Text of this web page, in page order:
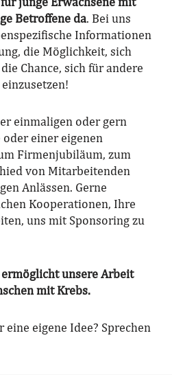
junge Erwachsene mit
Betroffene da. Bei uns
Informationen
die Möglichkeit, sich
Chance, sich für andere
einmaligen oder gern
oder einer eigenen
Firmenjubiläum, zum
von Mitarbeitenden
Anlässen. Gerne
Kooperationen, Ihre
uns mit Sponsoring zu
unsere Arbeit
mit Krebs.
eine eigene Idee? Sprechen